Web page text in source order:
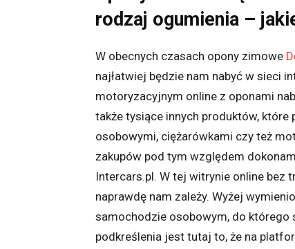
rodzaj ogumienia –
W obecnych czasach opony zimowe
najłatwiej będzie nam nabyć w sieci
motoryzacyjnym online z oponami
także tysiące innych produktów,
osobowymi, ciężarówkami czy też
zakupów pod tym względem
Intercars.pl. W tej witrynie online bez
naprawdę nam zależy. Wyżej
samochodzie osobowym, do którego
podkreślenia jest tutaj to, że na